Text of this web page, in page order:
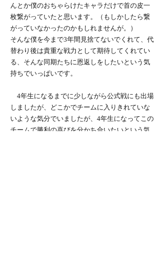
んとか僕のおちゃらけたキャラだけで首の皮一
枚繋がっていたと思います。（もしかしたら繋
がっていなかったのかもしれませんが。）
そんな僕を今まで3年間見捨てないでくれて、代
替わり後は貴重な戦力として期待してくれてい
る、そんな同期たちに恩返しをしたいという気
持ちでいっぱいです。
4年生になるまでに少しながら公式戦にも出場
しましたが、どこかでチームに入りきれていな
いような気分でいましたが、4年生になってこの
チームで勝利の喜びを分かち合いたいという気